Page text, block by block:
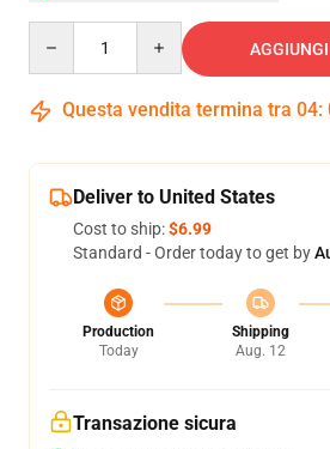
Questa vendita termina tra 04:
Deliver to United States
Cost to ship:$6.99
Standard - Order today to get by
Production
Today
Shipping
Aug. 12
Transazione sicura